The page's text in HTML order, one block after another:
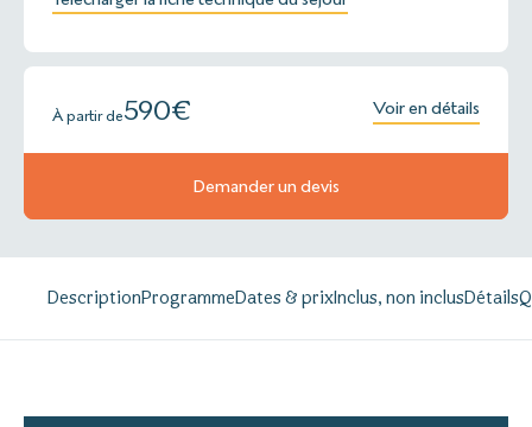
À partir de590€ Voir en détails
Demander un devis
DescriptionProgrammeDates & prixInclus, non inclusDétails